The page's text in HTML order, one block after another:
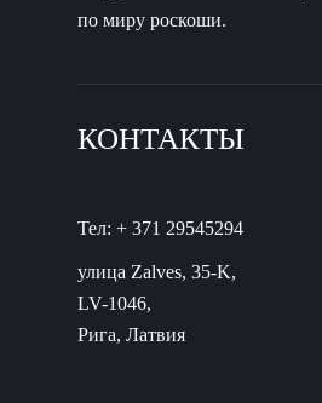
по миру роскоши.
КОНТАКТЫ
Тел: + 371 29545294
улица Zalves, 35-K,
LV-1046,
Рига, Латвия